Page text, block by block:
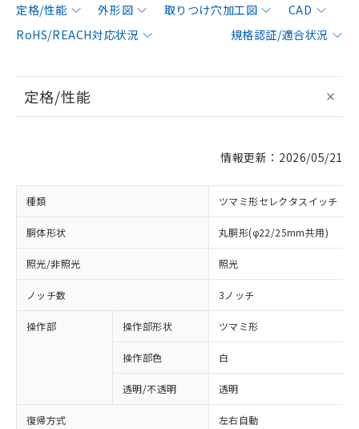
定格/性能 外形図 取りつけ穴加工図
CAD
RoHS/REACH対応状況
規格認証/適合状況
定格/性能
情報更新：2026/05/21
種類 ツマミ形セレクタスイッチ
胴体形状 丸胴形(φ22/25mm共用)
照光/非照光 照光
ノッチ数 3ノッチ
操作部 操作部形状 ツマミ形
操作部色 白
透明/不透明 透明
復帰方式 左右自動